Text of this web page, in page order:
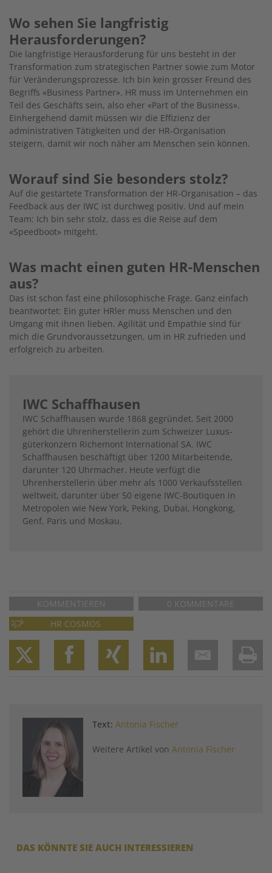
Wo sehen Sie langfristig
Herausforderungen?
Die langfristige Herausforderung für uns besteht in der
Transformation zum strategischen Partner sowie zum Motor
für Veränderungsprozesse. Ich bin kein grosser Freund des
Begriffs «Business Partner». HR muss im Unternehmen ein
Teil des Geschäfts sein, also eher «Part of the Business».
Einhergehend damit müssen wir die Effizienz der
administrativen Tätigkeiten und der HR-Organisation
steigern, damit wir noch näher am Menschen sein können.
Worauf sind Sie besonders stolz?
Auf die gestartete Transformation der HR-Organisation – das
Feedback aus der IWC ist durchweg positiv. Und auf mein
Team: Ich bin sehr stolz, dass es die Reise auf dem
«Speedboot» mitgeht.
Was macht einen guten HR-Menschen
aus?
Das ist schon fast eine philosophische Frage. Ganz einfach
beantwortet: Ein guter HRler muss Menschen und den
Umgang mit ihnen lieben. Agilität und Empathie sind für
mich die Grundvoraussetzungen, um in HR zufrieden und
erfolgreich zu arbeiten.
IWC Schaffhausen
IWC Schaffhausen wurde 1868 gegründet. Seit 2000
gehört die Uhrenherstellerin zum Schweizer Luxus­
güterkonzern Richemont International SA. IWC
Schaffhausen beschäftigt über 1200 Mitarbeitende,
darunter 120 Uhrmacher. Heute verfügt die
Uhrenherstellerin über mehr als 1000 Verkaufsstellen
weltweit, darunter über 50 eigene IWC-Boutiquen in
Metropolen wie New York, Peking, Dubai, Hongkong,
Genf, Paris und Moskau.
KOMMENTIEREN
0 KOMMENTARE
HR COSMOS
TwitterFacebook
XINGLinkedIn
Email
Text: Antonia Fischer
Weitere Artikel von Antonia Fischer
DAS KÖNNTE SIE AUCH INTERESSIEREN